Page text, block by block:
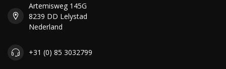
Artemisweg 145G
8239 DD Lelystad
Nederland
+31 (0) 85 3032799